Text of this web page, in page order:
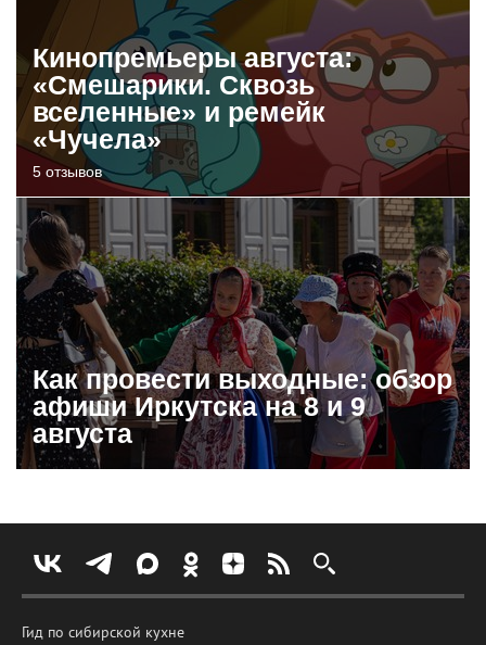
Кинопремьеры августа:
«Смешарики. Сквозь
вселенные» и ремейк
«Чучела»
5 отзывов
Как провести выходные: обзор
афиши Иркутска на 8 и 9
августа
Гид по сибирской кухне